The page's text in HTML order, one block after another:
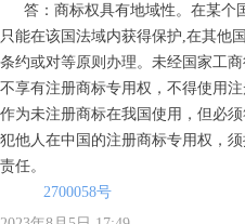
答：商标权具有地域性。在某个
只能在该国法域内获得保护,在其他
条约或对等原则办理。未经国家工
不享有注册商标专用权，不得使用
作为未注册商标在我国使用，但必
犯他人在中国的注册商标专用权，
责任。
2700058号
넷
넷
넷 全网爆火可达鸭，能卖吗？
넷